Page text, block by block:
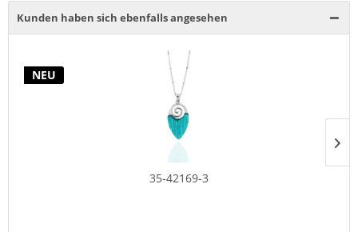
Kunden haben sich ebenfalls angesehen
NEU
35-42169-3